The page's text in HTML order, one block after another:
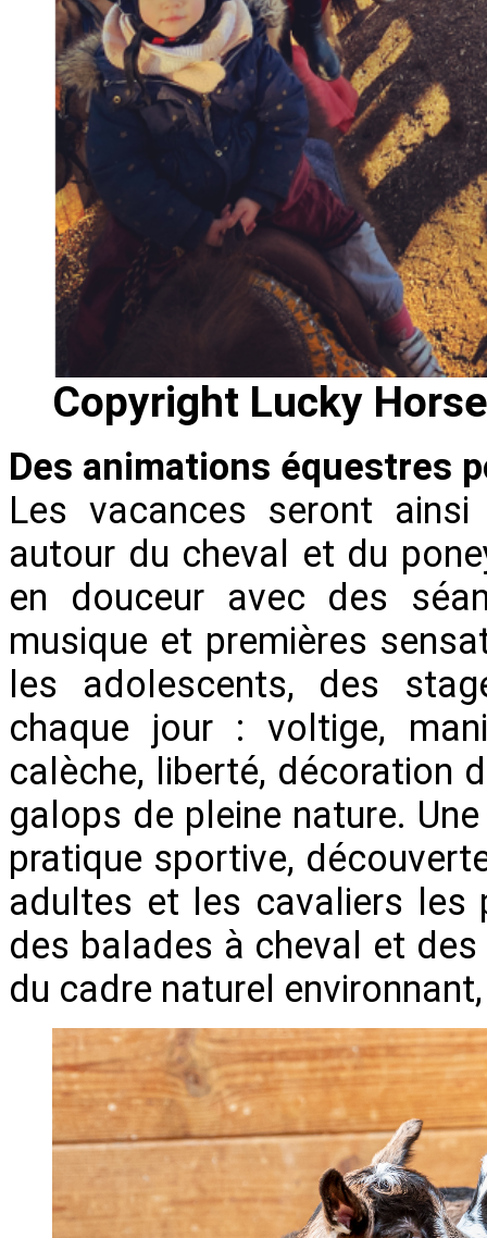
Copyright Lucky Horse
Des animations équestres
Les vacances seront
autour du cheval et du
en douceur avec des
musique et premières
les adolescents, des
chaque jour : voltige,
calèche, liberté, décoration
galops de pleine nature.
pratique sportive,
adultes et les cavaliers les
des balades à cheval et
du cadre naturel